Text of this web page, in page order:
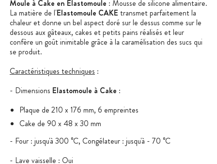
Moule à Cake en Elastomoule : Mousse de silicone alimentaire.
La matière de l'Elastomoule CAKE transmet parfaitement la
chaleur et donne un bel aspect doré sur le dessus comme sur le
dessous aux gâteaux, cakes et petits pains réalisés et leur
confère un goût inimitable grâce à la caramélisation des sucs qui
se produit.
Caractéristiques techniques :
- Dimensions Elastomoule à Cake :
Plaque de 210 x 176 mm, 6 empreintes
Cake de 90 x 48 x 30 mm
- Four : jusqu'à 300 °C, Congélateur : jusqu'à - 70 °C
- Lave vaisselle : Oui